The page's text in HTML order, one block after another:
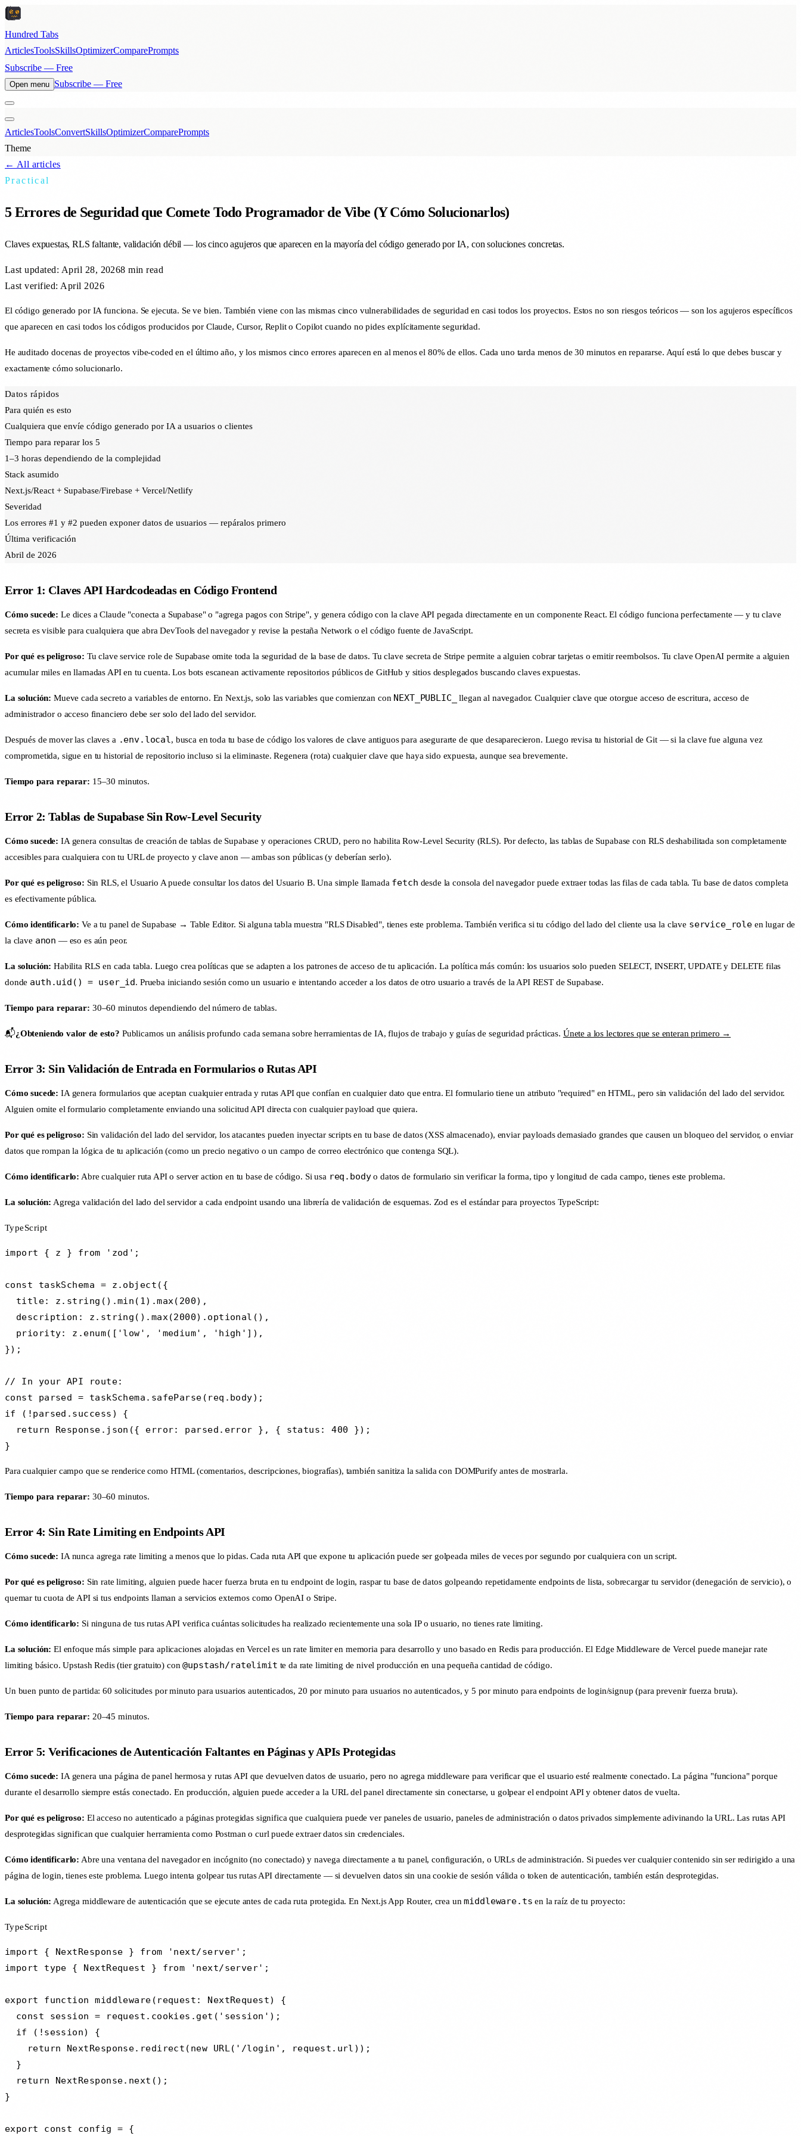
Hundred Tabs
ArticlesToolsSkillsOptimizerComparePrompts
Subscribe — Free
Open menu Subscribe — Free
ArticlesToolsConvertSkillsOptimizerComparePrompts
Theme
← All articles
Practical
5 Errores de Seguridad que Comete Todo Programador de Vibe (Y Cómo Solucionarlos)
Claves expuestas, RLS faltante, validación débil — los cinco agujeros que aparecen en la mayoría del código generado por IA, con soluciones concretas.
Last updated: April 28, 20268 min read
Last verified: April 2026
El código generado por IA funciona. Se ejecuta. Se ve bien. También viene con las mismas cinco vulnerabilidades de seguridad en casi todos los proyectos. Estos no son riesgos teóricos — son los agujeros específicos
que aparecen en casi todos los códigos producidos por Claude, Cursor, Replit o Copilot cuando no pides explícitamente seguridad.
He auditado docenas de proyectos vibe-coded en el último año, y los mismos cinco errores aparecen en al menos el 80% de ellos. Cada uno tarda menos de 30 minutos en repararse. Aquí está lo que debes buscar y
exactamente cómo solucionarlo.
Datos rápidos
Para quién es esto
Cualquiera que envíe código generado por IA a usuarios o clientes
Tiempo para reparar los 5
1–3 horas dependiendo de la complejidad
Stack asumido
Next.js/React + Supabase/Firebase + Vercel/Netlify
Severidad
Los errores #1 y #2 pueden exponer datos de usuarios — repáralos primero
Última verificación
Abril de 2026
Error 1: Claves API Hardcodeadas en Código Frontend
Cómo sucede: Le dices a Claude "conecta a Supabase" o "agrega pagos con Stripe", y genera código con la clave API pegada directamente en un componente React. El código funciona perfectamente — y tu clave
secreta es visible para cualquiera que abra DevTools del navegador y revise la pestaña Network o el código fuente de JavaScript.
Por qué es peligroso: Tu clave service role de Supabase omite toda la seguridad de la base de datos. Tu clave secreta de Stripe permite a alguien cobrar tarjetas o emitir reembolsos. Tu clave OpenAI permite a alguien
acumular miles en llamadas API en tu cuenta. Los bots escanean activamente repositorios públicos de GitHub y sitios desplegados buscando claves expuestas.
La solución: Mueve cada secreto a variables de entorno. En Next.js, solo las variables que comienzan con NEXT_PUBLIC_
llegan al navegador. Cualquier clave que otorgue acceso de escritura, acceso de
administrador o acceso financiero debe ser solo del lado del servidor.
Después de mover las claves a .env.local, busca en toda tu base de código los valores de clave antiguos para asegurarte de que desaparecieron. Luego revisa tu historial de Git — si la clave fue alguna vez
comprometida, sigue en tu historial de repositorio incluso si la eliminaste. Regenera (rota) cualquier clave que haya sido expuesta, aunque sea brevemente.
Tiempo para reparar: 15–30 minutos.
Error 2: Tablas de Supabase Sin Row-Level Security
Cómo sucede: IA genera consultas de creación de tablas de Supabase y operaciones CRUD, pero no habilita Row-Level Security (RLS). Por defecto, las tablas de Supabase con RLS deshabilitada son completamente
accesibles para cualquiera con tu URL de proyecto y clave anon — ambas son públicas (y deberían serlo).
Por qué es peligroso: Sin RLS, el Usuario A puede consultar los datos del Usuario B. Una simple llamada fetch desde la consola del navegador puede extraer todas las filas de cada tabla. Tu base de datos completa
es efectivamente pública.
Cómo identificarlo: Ve a tu panel de Supabase → Table Editor. Si alguna tabla muestra "RLS Disabled", tienes este problema. También verifica si tu código del lado del cliente usa la clave service_role en lugar de
la clave anon — eso es aún peor.
La solución: Habilita RLS en cada tabla. Luego crea políticas que se adapten a los patrones de acceso de tu aplicación. La política más común: los usuarios solo pueden SELECT, INSERT, UPDATE y DELETE filas
donde auth.uid() = user_id. Prueba iniciando sesión como un usuario e intentando acceder a los datos de otro usuario a través de la API REST de Supabase.
Tiempo para reparar: 30–60 minutos dependiendo del número de tablas.
📬¿Obteniendo valor de esto? Publicamos un análisis profundo cada semana sobre herramientas de IA, flujos de trabajo y guías de seguridad prácticas. Únete a los lectores que se enteran primero →
Error 3: Sin Validación de Entrada en Formularios o Rutas API
Cómo sucede: IA genera formularios que aceptan cualquier entrada y rutas API que confían en cualquier dato que entra. El formulario tiene un atributo "required" en HTML, pero sin validación del lado del servidor.
Alguien omite el formulario completamente enviando una solicitud API directa con cualquier payload que quiera.
Por qué es peligroso: Sin validación del lado del servidor, los atacantes pueden inyectar scripts en tu base de datos (XSS almacenado), enviar payloads demasiado grandes que causen un bloqueo del servidor, o enviar
datos que rompan la lógica de tu aplicación (como un precio negativo o un campo de correo electrónico que contenga SQL).
Cómo identificarlo: Abre cualquier ruta API o server action en tu base de código. Si usa req.bodyo datos de formulario sin verificar la forma, tipo y longitud de cada campo, tienes este problema.
La solución: Agrega validación del lado del servidor a cada endpoint usando una librería de validación de esquemas. Zod es el estándar para proyectos TypeScript:
TypeScript
import { z } from 'zod';
const taskSchema = z.object({
  title: z.string().min(1).max(200),
  description: z.string().max(2000).optional(),
  priority: z.enum(['low', 'medium', 'high']),
});
// In your API route:
const parsed = taskSchema.safeParse(req.body);
if (!parsed.success) {
  return Response.json({ error: parsed.error }, { status: 400 });
}
Para cualquier campo que se renderice como HTML (comentarios, descripciones, biografías), también sanitiza la salida con DOMPurify antes de mostrarla.
Tiempo para reparar: 30–60 minutos.
Error 4: Sin Rate Limiting en Endpoints API
Cómo sucede: IA nunca agrega rate limiting a menos que lo pidas. Cada ruta API que expone tu aplicación puede ser golpeada miles de veces por segundo por cualquiera con un script.
Por qué es peligroso: Sin rate limiting, alguien puede hacer fuerza bruta en tu endpoint de login, raspar tu base de datos golpeando repetidamente endpoints de lista, sobrecargar tu servidor (denegación de servicio), o
quemar tu cuota de API si tus endpoints llaman a servicios externos como OpenAI o Stripe.
Cómo identificarlo: Si ninguna de tus rutas API verifica cuántas solicitudes ha realizado recientemente una sola IP o usuario, no tienes rate limiting.
La solución: El enfoque más simple para aplicaciones alojadas en Vercel es un rate limiter en memoria para desarrollo y uno basado en Redis para producción. El Edge Middleware de Vercel puede manejar rate
limiting básico. Upstash Redis (tier gratuito) con@upstash/ratelimit te da rate limiting de nivel producción en una pequeña cantidad de código.
Un buen punto de partida: 60 solicitudes por minuto para usuarios autenticados, 20 por minuto para usuarios no autenticados, y 5 por minuto para endpoints de login/signup (para prevenir fuerza bruta).
Tiempo para reparar: 20–45 minutos.
Error 5: Verificaciones de Autenticación Faltantes en Páginas y APIs Protegidas
Cómo sucede: IA genera una página de panel hermosa y rutas API que devuelven datos de usuario, pero no agrega middleware para verificar que el usuario esté realmente conectado. La página "funciona" porque
durante el desarrollo siempre estás conectado. En producción, alguien puede acceder a la URL del panel directamente sin conectarse, u golpear el endpoint API y obtener datos de vuelta.
Por qué es peligroso: El acceso no autenticado a páginas protegidas significa que cualquiera puede ver paneles de usuario, paneles de administración o datos privados simplemente adivinando la URL. Las rutas API
desprotegidas significan que cualquier herramienta como Postman o curl puede extraer datos sin credenciales.
Cómo identificarlo: Abre una ventana del navegador en incógnito (no conectado) y navega directamente a tu panel, configuración, o URLs de administración. Si puedes ver cualquier contenido sin ser redirigido a una
página de login, tienes este problema. Luego intenta golpear tus rutas API directamente — si devuelven datos sin una cookie de sesión válida o token de autenticación, también están desprotegidas.
La solución: Agrega middleware de autenticación que se ejecute antes de cada ruta protegida. En Next.js App Router, crea unmiddleware.ts en la raíz de tu proyecto:
TypeScript
import { NextResponse } from 'next/server';
import type { NextRequest } from 'next/server';
export function middleware(request: NextRequest) {
  const session = request.cookies.get('session');
  if (!session) {
    return NextResponse.redirect(new URL('/login', request.url));
  }
  return NextResponse.next();
}
export const config = {